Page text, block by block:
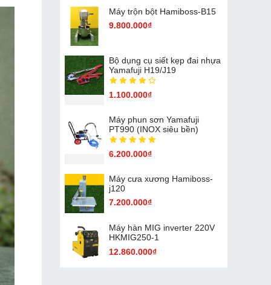
Máy trộn bột Hamiboss-B15
9.800.000₫
Bộ dụng cụ siết kẹp đai nhựa
Yamafuji H19/J19
1.100.000₫
Máy phun sơn Yamafuji
PT990 (INOX siêu bền)
6.200.000₫
Máy cưa xương Hamiboss-
j120
7.200.000₫
Máy hàn MIG inverter 220V
HKMIG250-1
12.860.000₫